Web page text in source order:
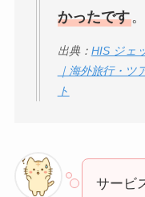
かったです。
出典： HIS ジェ
｜海外旅行・ツ
ト
サービ